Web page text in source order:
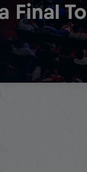
Final